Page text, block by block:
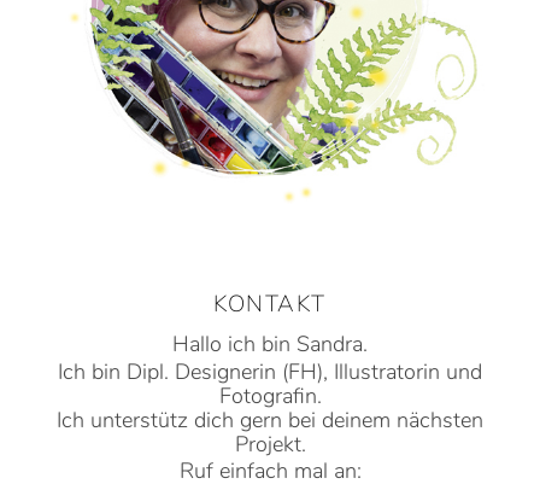
KONTAKT
Hallo ich bin Sandra.
Ich bin Dipl. Designerin (FH), Illustratorin und
Fotografin.
Ich unterstütz dich gern bei deinem nächsten
Projekt.
Ruf einfach mal an: